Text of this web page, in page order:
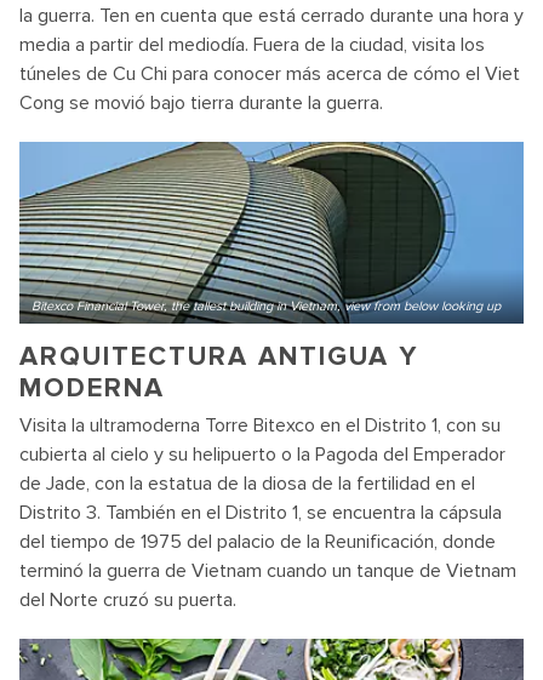
la guerra. Ten en cuenta que está cerrado durante una hora y
media a partir del mediodía. Fuera de la ciudad, visita los
túneles de Cu Chi para conocer más acerca de cómo el Viet
Cong se movió bajo tierra durante la guerra.
Bitexco Financial Tower, the tallest building in Vietnam, view from below looking up
ARQUITECTURA ANTIGUA Y
MODERNA
Visita la ultramoderna Torre Bitexco en el Distrito 1, con su
cubierta al cielo y su helipuerto o la Pagoda del Emperador
de Jade, con la estatua de la diosa de la fertilidad en el
Distrito 3. También en el Distrito 1, se encuentra la cápsula
del tiempo de 1975 del palacio de la Reunificación, donde
terminó la guerra de Vietnam cuando un tanque de Vietnam
del Norte cruzó su puerta.